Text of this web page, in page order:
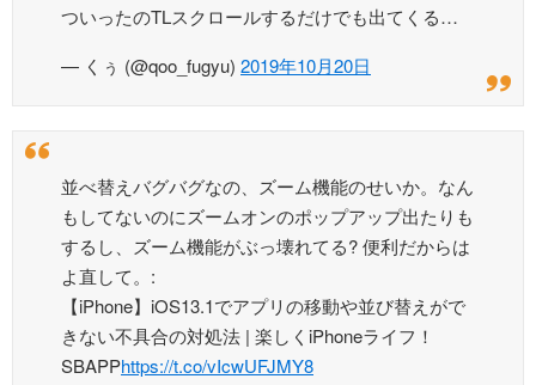
ついったのTLスクロールするだけでも出てくる…
— くぅ (@qoo_fugyu) 2019年10月20日
並べ替えバグバグなの、ズーム機能のせいか。なん
もしてないのにズームオンのポップアップ出たりも
するし、ズーム機能がぶっ壊れてる? 便利だからは
よ直して。:
【iPhone】iOS13.1でアプリの移動や並び替えがで
きない不具合の対処法 | 楽しくiPhoneライフ！
SBAPPhttps://t.co/vIcwUFJMY8